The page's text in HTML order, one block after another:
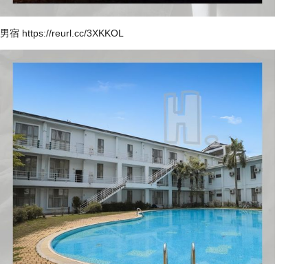
男宿 https://reurl.cc/3XKKOL